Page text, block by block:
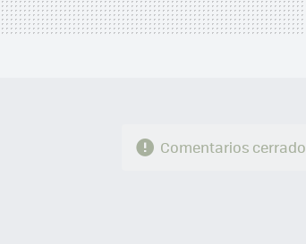
Comentarios